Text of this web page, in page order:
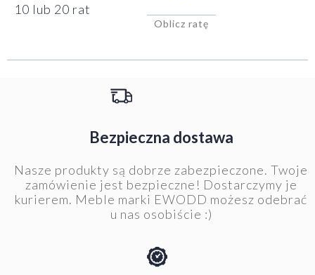
10 lub 20 rat
Oblicz ratę
Bezpieczna dostawa
Nasze produkty są dobrze zabezpieczone. Twoje
zamówienie jest bezpieczne! Dostarczymy je
kurierem. Meble marki EWODD możesz odebrać
u nas osobiście :)